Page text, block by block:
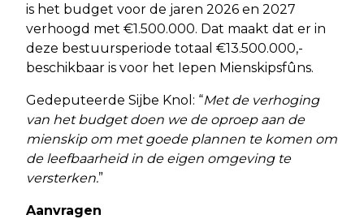
is het budget voor de jaren 2026 en 2027
verhoogd met €1.500.000. Dat maakt dat er in
deze bestuursperiode totaal €13.500.000,-
beschikbaar is voor het Iepen Mienskipsfûns.
Gedeputeerde Sijbe Knol: “Met de verhoging
van het budget doen we de oproep aan de
mienskip om met goede plannen te komen om
de leefbaarheid in de eigen omgeving te
versterken.”
Aanvragen